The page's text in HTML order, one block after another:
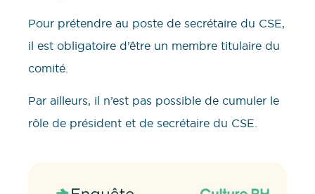
Pour prétendre au poste de secrétaire du CSE,
il est obligatoire d’être un membre titulaire du
comité.
Par ailleurs, il n’est pas possible de cumuler le
rôle de président et de secrétaire du CSE.